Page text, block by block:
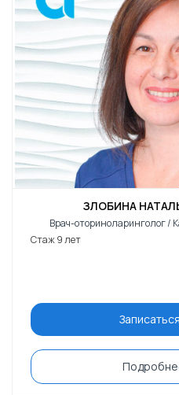
ЗЛОБИНА
Врач-оториноларинголог /
Стаж 9 лет